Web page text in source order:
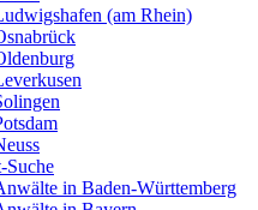
(am Rhein)
Suche
in Baden-Württemberg